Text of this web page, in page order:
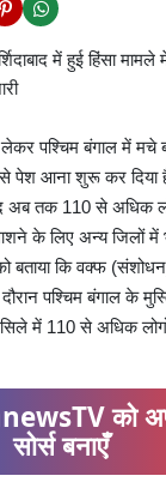
पश्चिम बंगाल में मचे
से पेश आना शुरू कर दिया
अब तक 110 से अधिक
के लिए अन्य जिलों में
बताया कि वक्फ
पश्चिम बंगाल के
में 110 से अधिक लोगों
को
सोर्स बनाएँ